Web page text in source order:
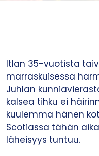
Itlan 35-vuotista
marraskuisessa
Juhlan
kalsea tihku ei
kuulemma hänen
Scotiassa tähän
läheisyys tuntuu.